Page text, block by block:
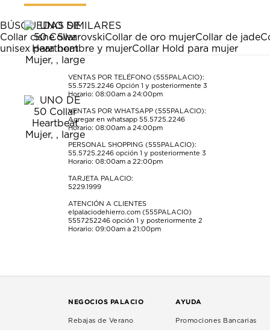
1
estrella
Esta
acción
abrirá
el
formulario
envío.
2
estrellas.
Esta
acción
abrirá
el
formulario
de
envío.
3
estrellas.
Esta
acción
abrirá
el
formulario
de
estrellas.
Esta
acción
abrirá
formulario
de
Esta
acción
abrirá
formulario
de
envío.
BÚSQUEDAS SIMILARES
Collar cisne SwarovskiCollar de oro mujerCollar de jade
unisex para hombre y mujerCollar Hold para mujer
VENTAS POR TELÉFONO (555PALACIO):
55.5725.2246 Opción 1 y posteriormente 3
Horario: 08:00am a 24:00pm
VENTAS POR WHATSAPP (555PALACIO):
Agregar en whatsapp 55.5725.2246
Horario: 08:00am a 24:00pm
PERSONAL SHOPPING (555PALACIO):
55.5725.2246 opción 1 y posteriormente 3
Horario: 08:00am a 22:00pm
TARJETA PALACIO:
5229.1999
ATENCIÓN A CLIENTES
elpalaciodehierro.com (555PALACIO)
5557252246 opción 1 y posteriormente 2
Horario: 09:00am a 21:00pm
NEGOCIOS PALACIO
Rebajas de Verano
AYUDA
Promociones Bancarias